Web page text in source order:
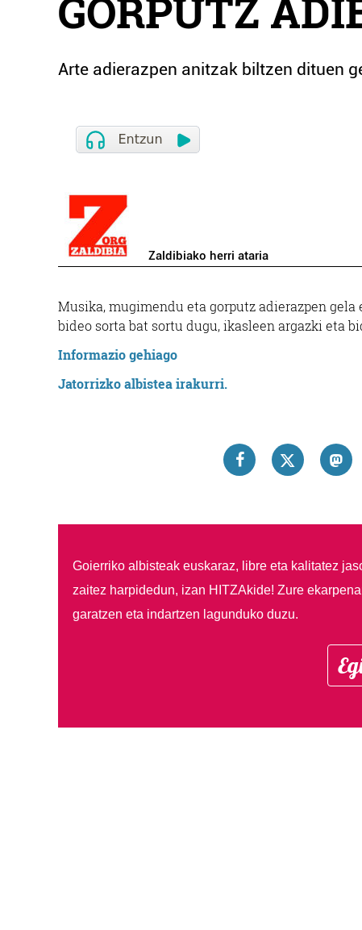
GORPUTZ
Arte adierazpen anitzak biltzen dituen
Zaldibiako herri ataria
Musika, mugimendu eta gorputz adierazpen
bideo sorta bat sortu dugu, ikasleen argazki eta
Informazio gehiago
Jatorrizko albistea irakurri.
Goierriko albisteak euskaraz, libre eta kalitatez
zaitez harpidedun, izan HITZAkide! Zure
garatzen eta indartzen lagunduko duzu.